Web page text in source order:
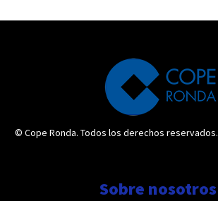
© Cope Ronda. Todos los derechos reservados.
Sobre nosotros